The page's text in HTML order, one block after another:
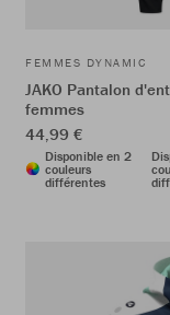
FEMMES DYNAMIC
JAKO Pantalon
femmes
44,99 €
Disponible en 2
couleurs
différentes